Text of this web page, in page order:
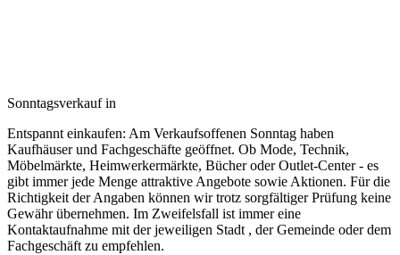
Sonntagsverkauf in
Entspannt einkaufen: Am Verkaufsoffenen Sonntag haben
Kaufhäuser und Fachgeschäfte geöffnet. Ob Mode, Technik,
Möbelmärkte, Heimwerkermärkte, Bücher oder Outlet-Center - es
gibt immer jede Menge attraktive Angebote sowie Aktionen. Für die
Richtigkeit der Angaben können wir trotz sorgfältiger Prüfung keine
Gewähr übernehmen. Im Zweifelsfall ist immer eine
Kontaktaufnahme mit der jeweiligen Stadt , der Gemeinde oder dem
Fachgeschäft zu empfehlen.